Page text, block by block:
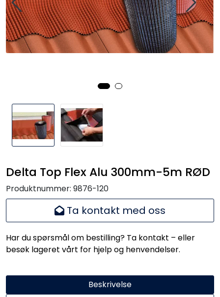
Delta Top Flex Alu 300mm-5m RØD
Produktnummer: 9876-120
Ta kontakt med oss
Har du spørsmål om bestilling? Ta kontakt – eller
besøk lageret vårt for hjelp og henvendelser.
Beskrivelse
Våre leverandører
Handle her!